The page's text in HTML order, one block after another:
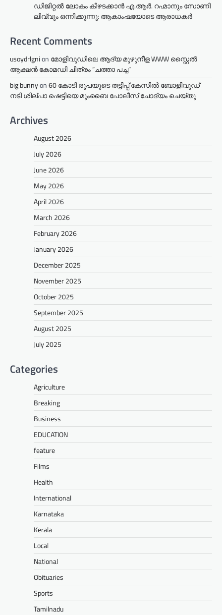
ഡിജിറ്റൽ ലോകം കീഴടക്കാൻ എ.ആർ. റഹ്മാനും സോണി
ലിവ്വും ഒന്നിക്കുന്നു: ആകാംഷയോടെ ആരാധകർ
Recent Comments
usoydrlgnion മോളിവുഡിലെ ആദ്യ മുഴുനീള WWW സ്റ്റൈൽ
ആക്ഷൻ കോമഡി ചിത്രം “ചത്താ പച്ച”
big bunnyon60 കോടി രൂപയുടെ തട്ടിപ്പ് കേസിൽ ബോളിവുഡ്
നടി ശില്പാ ഷെട്ടിയെ മുംബൈ പോലീസ് ചോദ്യം ചെയ്തു
Archives
August 2026
July 2026
June 2026
May 2026
April 2026
March 2026
February 2026
January 2026
December 2025
November 2025
October 2025
September 2025
August 2025
July 2025
Categories
Agriculture
Breaking
Business
EDUCATION
feature
Films
Health
International
Karnataka
Kerala
Local
National
Obituaries
Sports
Tamilnadu